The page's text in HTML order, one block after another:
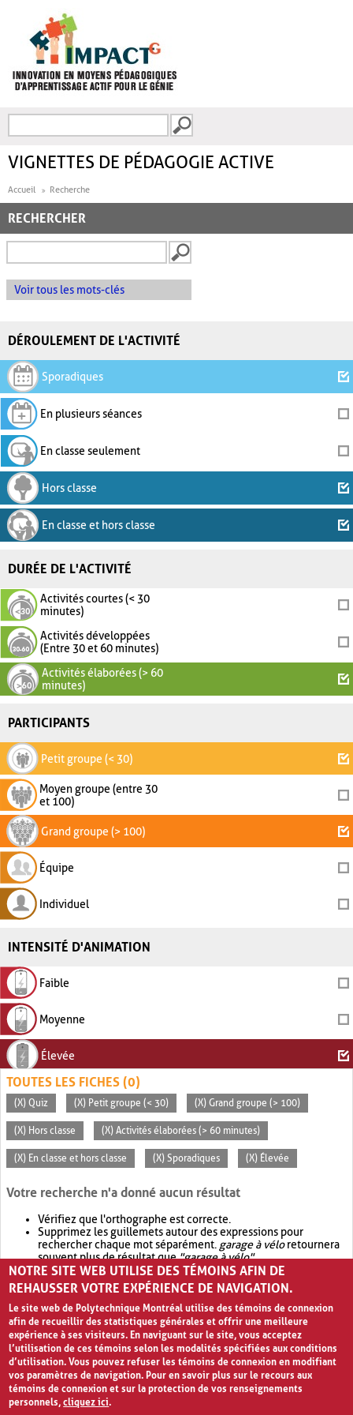
FORMULAIRE DE
VIGNETTES DE PÉDAGOGIE ACTIVE
Accueil Recherche
RECHERCHER
Voir tous les mots-clés
DÉROULEMENT DE L'ACTIVITÉ
Sporadiques
En plusieurs séances
En classe seulement
Hors classe
En classe et hors classe
DURÉE DE L'ACTIVITÉ
Activités courtes (< 30
minutes)
Activités développées
(Entre 30 et 60 minutes)
Activités élaborées (> 60
minutes)
PARTICIPANTS
Petit groupe (< 30)
Moyen groupe (entre 30
et 100)
Grand groupe (> 100)
Équipe
Individuel
INTENSITÉ D'ANIMATION
Faible
Moyenne
Élevée
TOUTES LES FICHES (0)
(X) Quiz (X) Petit groupe (< 30) (X) Grand groupe (> 100)
(X) Hors classe (X) Activités élaborées (> 60 minutes)
(X) En classe et hors classe (X) Sporadiques (X) Élevée
Votre recherche n'a donné aucun résultat
Vérifiez que l'orthographe est correcte.
Supprimez les guillemets autour des expressions pour
rechercher chaque mot séparément. garage à véloretournera
souvent plus de résultat que"garage à vélo".
Envisagez d'élargir votre recherche avec OR.garage OR vélo
retournera souvent plus de résultat quegarage à vélo
NOTRE SITE WEB UTILISE DES TÉMOINS AFIN DE
REHAUSSER VOTRE EXPÉRIENCE DE NAVIGATION.
Le site web de Polytechnique Montréal utilise des témoins de connexion
afin de recueillir des statistiques générales et offrir une meilleure
expérience à ses visiteurs. En naviguant sur le site, vous acceptez
l’utilisation de ces témoins selon les modalités spécifiées aux conditions
d’utilisation. Vous pouvez refuser les témoins de connexion en modifiant
vos paramètres de navigation. Pour en savoir plus sur le recours aux
témoins de connexion et sur la protection de vos renseignements
personnels,cliquez ici.